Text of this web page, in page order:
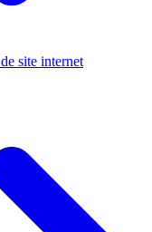
site internet